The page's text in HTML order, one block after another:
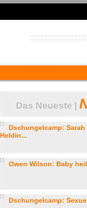
Das Neueste |
Dschungelcamp:
Heldin...
Owen Wilson: Baby
Dschungelcamp: